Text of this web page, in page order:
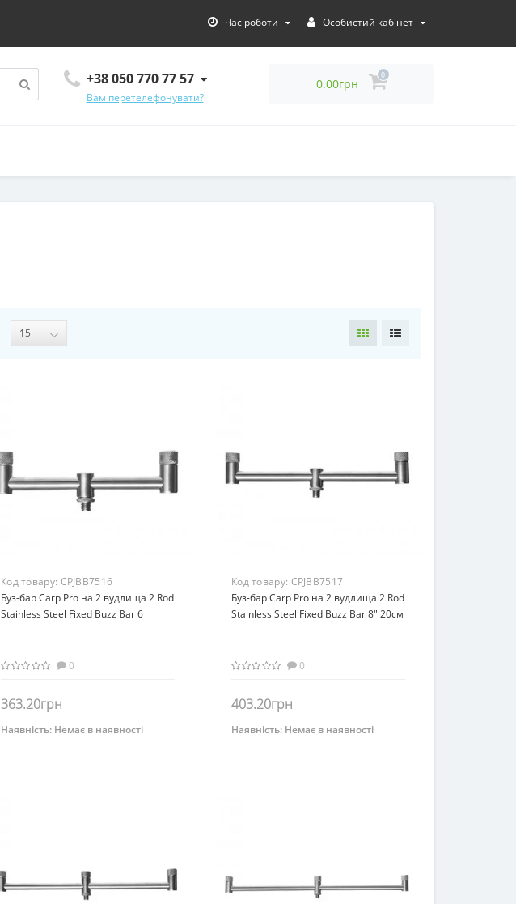
Час роботи Особистий кабінет
+38 050 770 77 57
Вам перетелефонувати?
0.00грн
0
Код товару: CPJBB7516
Буз-бар Carp Pro на 2 вудлища 2 Rod
Stainless Steel Fixed Buzz Bar 6
0
363.20грн
Немає на складі
Наявність: Немає в наявності
Код товару: CPJBB7517
Буз-бар Carp Pro на 2 вудлища 2 Rod
Stainless Steel Fixed Buzz Bar 8" 20см
0
403.20грн
Немає на складі
Наявність: Немає в наявності